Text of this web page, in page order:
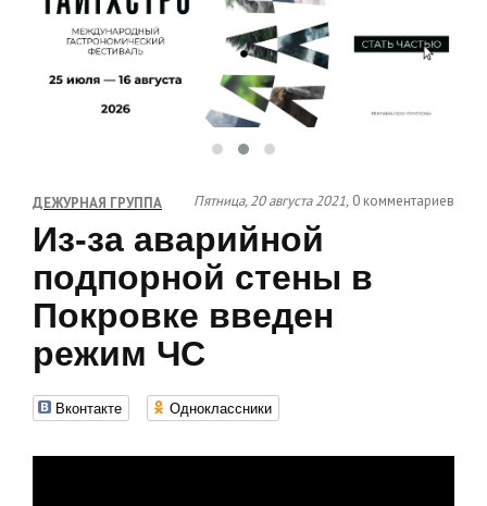
ДЕЖУРНАЯ ГРУППА Пятница, 20 августа 2021, 0 комментариев
Из-за аварийной
подпорной стены в
Покровке введен
режим ЧС
Вконтакте Одноклассники